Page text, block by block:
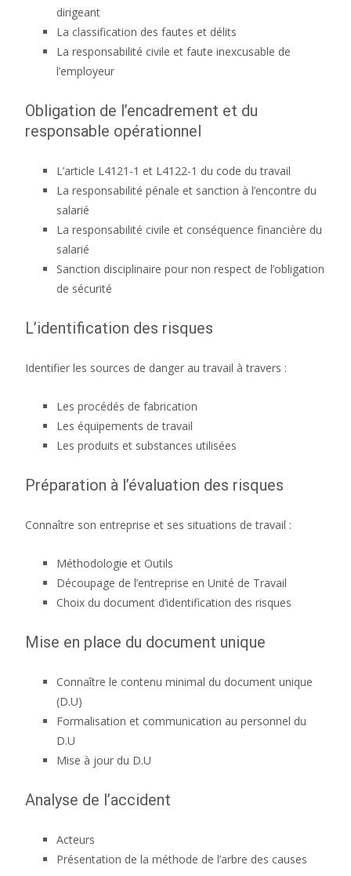
dirigeant
La classification des fautes et délits
La responsabilité civile et faute inexcusable de
l’employeur
Obligation de l’encadrement et du
responsable opérationnel
L’article L4121-1 et L4122-1 du code du travail
La responsabilité pénale et sanction à l’encontre du
salarié
La responsabilité civile et conséquence financière du
salarié
Sanction disciplinaire pour non respect de l’obligation
de sécurité
L’identification des risques
Identifier les sources de danger au travail à travers :
Les procédés de fabrication
Les équipements de travail
Les produits et substances utilisées
Préparation à l’évaluation des risques
Connaître son entreprise et ses situations de travail :
Méthodologie et Outils
Découpage de l’entreprise en Unité de Travail
Choix du document d’identification des risques
Mise en place du document unique
Connaître le contenu minimal du document unique
(D.U)
Formalisation et communication au personnel du
D.U
Mise à jour du D.U
Analyse de l’accident
Acteurs
Présentation de la méthode de l’arbre des causes